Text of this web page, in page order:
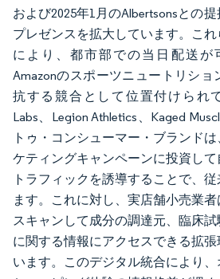
および2025年1月のAlbertsonsとの
プレゼンスを拡大しています。こ
により、都市部での当日配送が
Amazonのスポーツニュートリシ
抗する競合として位置付けられ
Labs、Legion Athletics、Kaged
トゥ・コンシューマー・ブランド
ケティングキャンペーンに投資し
トラフィックを誘導することで、
ます。これに対し、実店舗小売業
スキャンして成分の調達元、臨床
に関する情報にアクセスできる拡
います。このデジタル統合により